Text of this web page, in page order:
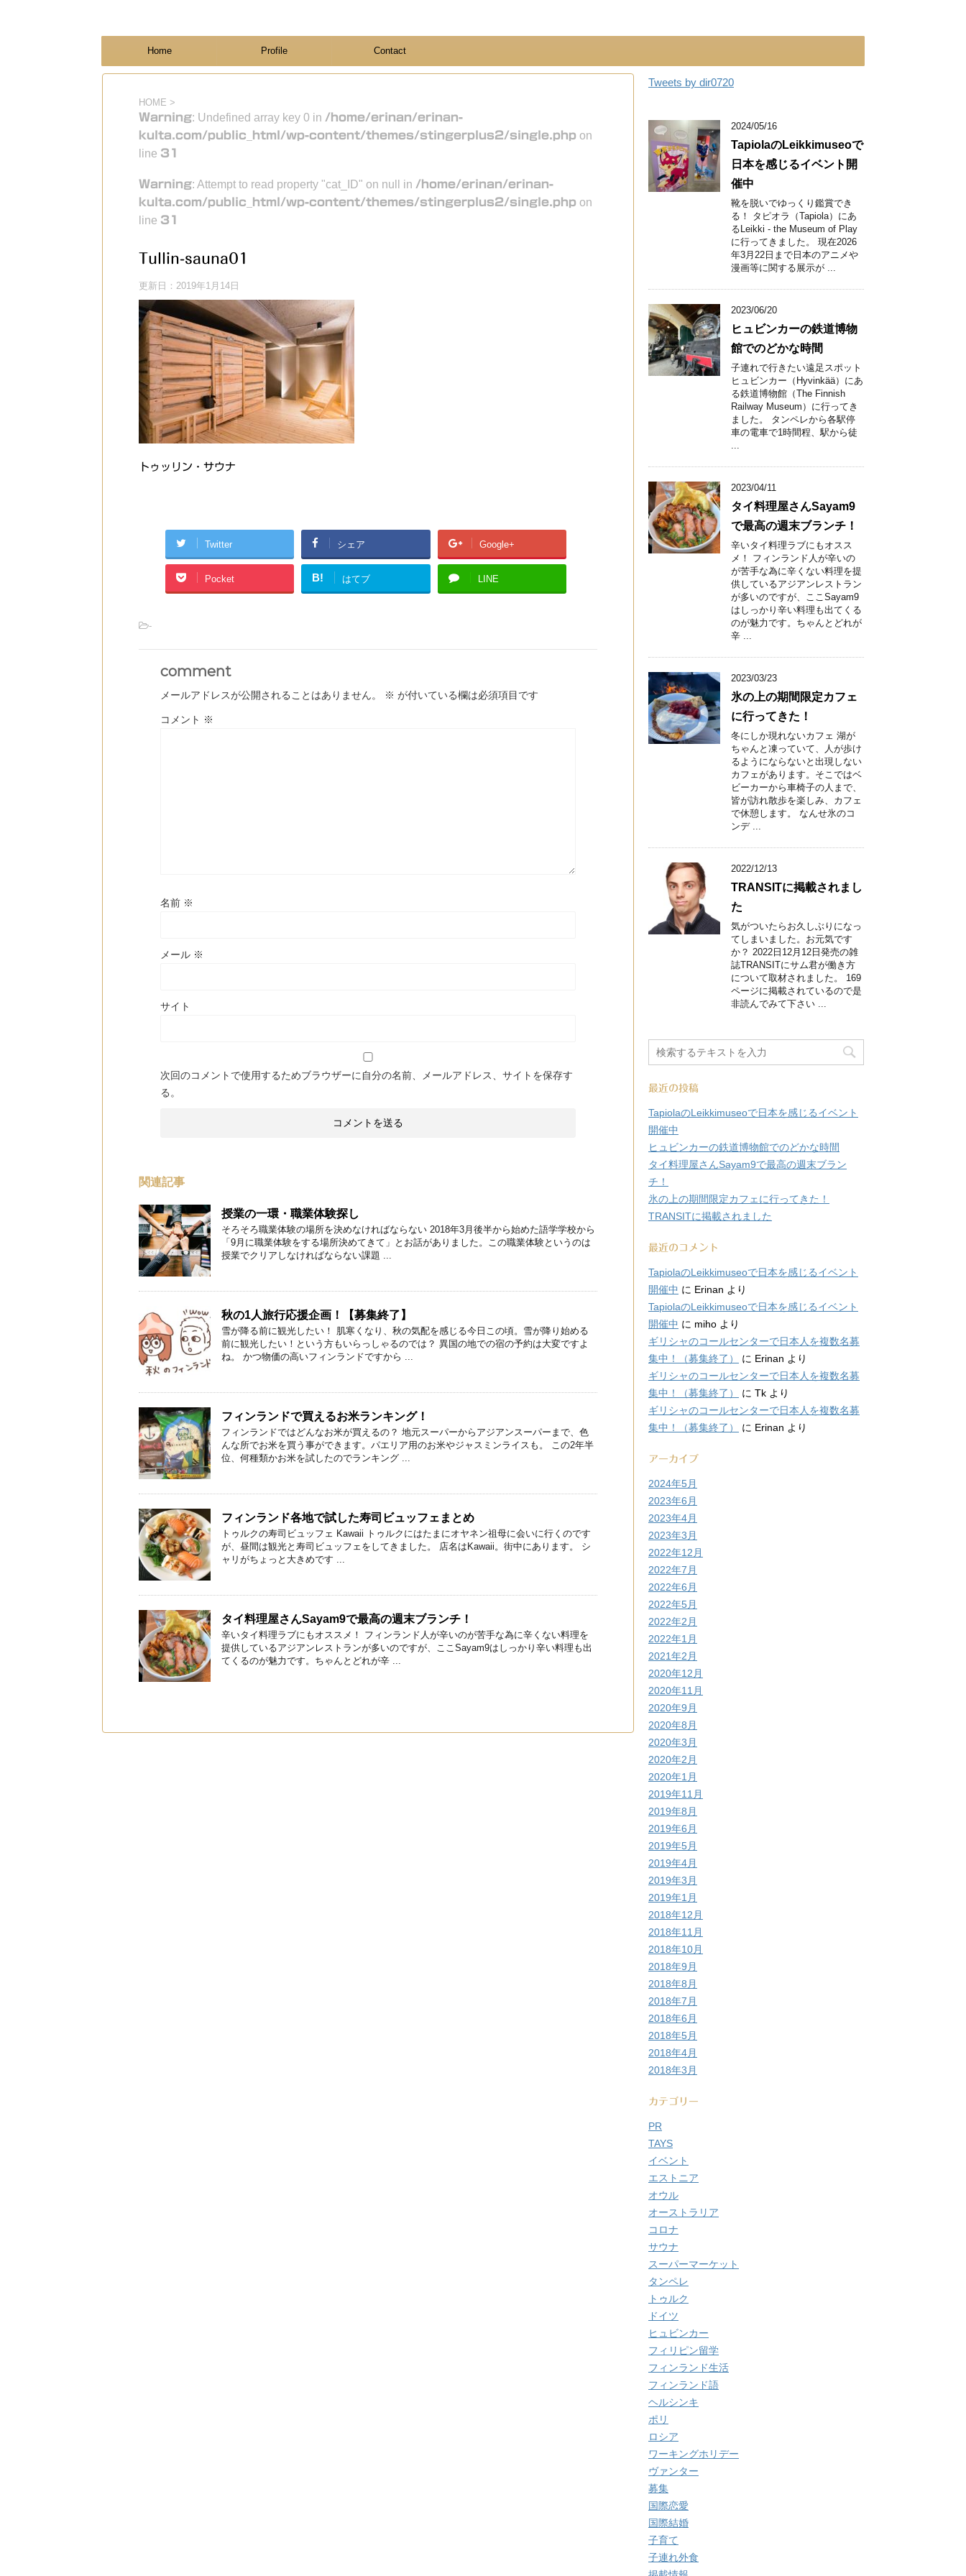
Home Profile Contact
HOME >
Warning: Undefined array key 0 in /home/erinan/erinan-
kulta.com/public_html/wp-content/themes/stingerplus2/single.php on
line 31
Warning: Attempt to read property "cat_ID" on null in /home/erinan/erinan-
kulta.com/public_html/wp-content/themes/stingerplus2/single.php on
line 31
Tullin-sauna01
更新日： 2019年1月14日
トゥッリン・サウナ
Twitter シェア Google+
Pocket B! はてブ LINE
-
comment
メールアドレスが公開されることはありません。 ※ が付いている欄は必須項目です
コメント ※
名前 ※
メール ※
サイト
次回のコメントで使用するためブラウザーに自分の名前、メールアドレス、サイトを保存す
る。
関連記事
授業の一環・職業体験探し
そろそろ職業体験の場所を決めなければならない 2018年3月後半から始めた語学学校から
「9月に職業体験をする場所決めてきて」とお話がありました。この職業体験というのは
授業でクリアしなければならない課題 ...
秋の1人旅行応援企画！【募集終了】
雪が降る前に観光したい！ 肌寒くなり、秋の気配を感じる今日この頃。雪が降り始める
前に観光したい！という方もいらっしゃるのでは？ 異国の地での宿の予約は大変ですよ
ね。 かつ物価の高いフィンランドですから ...
フィンランドで買えるお米ランキング！
フィンランドではどんなお米が買えるの？ 地元スーパーからアジアンスーパーまで、色
んな所でお米を買う事ができます。パエリア用のお米やジャスミンライスも。 この2年半
位、何種類かお米を試したのでランキング ...
フィンランド各地で試した寿司ビュッフェまとめ
トゥルクの寿司ビュッフェ Kawaii トゥルクにはたまにオヤネン祖母に会いに行くのです
が、昼間は観光と寿司ビュッフェをしてきました。 店名はKawaii。街中にあります。 シ
ャリがちょっと大きめです ...
タイ料理屋さんSayam9で最高の週末ブランチ！
辛いタイ料理ラブにもオススメ！ フィンランド人が辛いのが苦手な為に辛くない料理を
提供しているアジアンレストランが多いのですが、ここSayam9はしっかり辛い料理も出
てくるのが魅力です。ちゃんとどれが辛 ...
Tweets by dir0720
2024/05/16
TapiolaのLeikkimuseoで
日本を感じるイベント開
催中
靴を脱いでゆっくり鑑賞でき
る！ タピオラ（Tapiola）にあ
るLeikki - the Museum of Play
に行ってきました。 現在2026
年3月22日まで日本のアニメや
漫画等に関する展示が ...
2023/06/20
ヒュビンカーの鉄道博物
館でのどかな時間
子連れで行きたい遠足スポット
ヒュビンカー（Hyvinkää）にあ
る鉄道博物館（The Finnish
Railway Museum）に行ってき
ました。 タンペレから各駅停
車の電車で1時間程、駅から徒
...
2023/04/11
タイ料理屋さんSayam9
で最高の週末ブランチ！
辛いタイ料理ラブにもオスス
メ！ フィンランド人が辛いの
が苦手な為に辛くない料理を提
供しているアジアンレストラン
が多いのですが、ここSayam9
はしっかり辛い料理も出てくる
のが魅力です。ちゃんとどれが
辛 ...
2023/03/23
氷の上の期間限定カフェ
に行ってきた！
冬にしか現れないカフェ 湖が
ちゃんと凍っていて、人が歩け
るようにならないと出現しない
カフェがあります。そこではベ
ビーカーから車椅子の人まで、
皆が訪れ散歩を楽しみ、カフェ
で休憩します。 なんせ氷のコ
ンデ ...
2022/12/13
TRANSITに掲載されまし
た
気がついたらお久しぶりになっ
てしまいました。お元気です
か？ 2022日12月12日発売の雑
誌TRANSITにサム君が働き方
について取材されました。 169
ページに掲載されているので是
非読んでみて下さい ...
最近の投稿
TapiolaのLeikkimuseoで日本を感じるイベント
開催中
ヒュビンカーの鉄道博物館でのどかな時間
タイ料理屋さんSayam9で最高の週末ブラン
チ！
氷の上の期間限定カフェに行ってきた！
TRANSITに掲載されました
最近のコメント
TapiolaのLeikkimuseoで日本を感じるイベント
開催中 に Erinan より
TapiolaのLeikkimuseoで日本を感じるイベント
開催中 に miho より
ギリシャのコールセンターで日本人を複数名募
集中！（募集終了）
に Erinan より
ギリシャのコールセンターで日本人を複数名募
集中！（募集終了）
に Tk より
ギリシャのコールセンターで日本人を複数名募
集中！（募集終了）
に Erinan より
アーカイブ
2024年5月
2023年6月
2023年4月
2023年3月
2022年12月
2022年7月
2022年6月
2022年5月
2022年2月
2022年1月
2021年2月
2020年12月
2020年11月
2020年9月
2020年8月
2020年3月
2020年2月
2020年1月
2019年11月
2019年8月
2019年6月
2019年5月
2019年4月
2019年3月
2019年1月
2018年12月
2018年11月
2018年10月
2018年9月
2018年8月
2018年7月
2018年6月
2018年5月
2018年4月
2018年3月
カテゴリー
PR
TAYS
イベント
エストニア
オウル
オーストラリア
コロナ
サウナ
スーパーマーケット
タンペレ
トゥルク
ドイツ
ヒュビンカー
フィリピン留学
フィンランド生活
フィンランド語
ヘルシンキ
ポリ
ロシア
ワーキングホリデー
ヴァンター
募集
国際恋愛
国際結婚
子育て
子連れ外食